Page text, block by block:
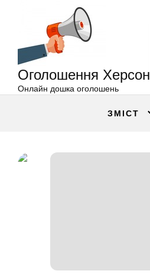
Оголошення Херсон
Онлайн дошка оголошень
ЗМІСТ